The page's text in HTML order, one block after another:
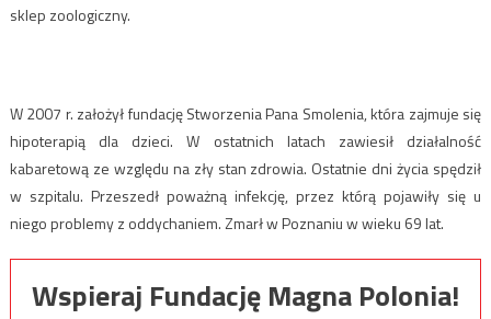
sklep zoologiczny.
W 2007 r. założył fundację Stworzenia Pana Smolenia, która zajmuje się
hipoterapią dla dzieci. W ostatnich latach zawiesił działalność
kabaretową ze względu na zły stan zdrowia. Ostatnie dni życia spędził
w szpitalu. Przeszedł poważną infekcję, przez którą pojawiły się u
niego problemy z oddychaniem. Zmarł w Poznaniu w wieku 69 lat.
Wspieraj Fundację Magna Polonia!